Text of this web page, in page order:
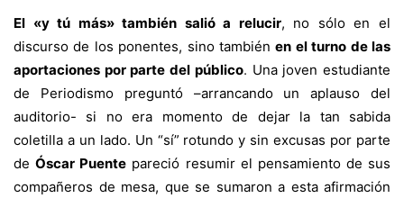
El «y tú más» también salió a relucir, no sólo en el
discurso de los ponentes, sino tambiénen el turno de las
aportaciones por parte del público. Una joven estudiante
de Periodismo preguntó –arrancando un aplauso del
auditorio- si no era momento de dejar la tan sabida
coletilla a un lado. Un “sí” rotundo y sin excusas por parte
deÓscar Puente pareció resumir el pensamiento de sus
compañeros de mesa, que se sumaron a esta afirmación